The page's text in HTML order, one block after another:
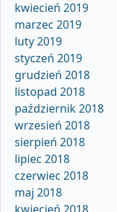
kwiecień 2019
marzec 2019
luty 2019
styczeń 2019
grudzień 2018
listopad 2018
październik 2018
wrzesień 2018
sierpień 2018
lipiec 2018
czerwiec 2018
maj 2018